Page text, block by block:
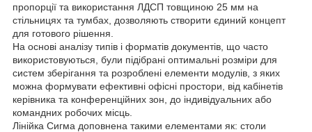
пропорції та використання ЛДСП товщиною 25 мм на
стільницях та тумбах, дозволяють створити єдиний концепт
для готового рішення.
На основі аналізу типів і форматів документів, що часто
використовуються, були підібрані оптимальні розміри для
систем зберігання та розроблені елементи модулів, з яких
можна формувати ефективні офісні простори, від кабінетів
керівника та конференційних зон, до індивідуальних або
командних робочих місць.
Лінійка Сигма доповнена такими елементами як: столи